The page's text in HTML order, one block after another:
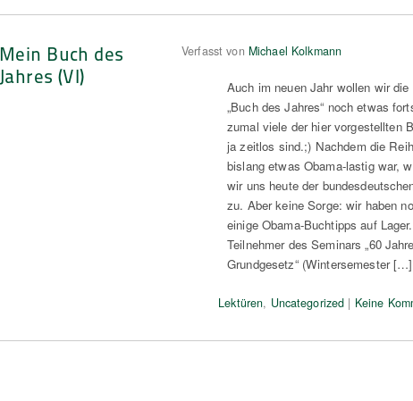
Mein Buch des
Jahres (VI)
Verfasst von Michael Kolkmann
Auch im neuen Jahr wollen wir die
„Buch des Jahres“ noch etwas
zumal viele der hier vorgestellten
ja zeitlos sind.;) Nachdem die
bislang etwas Obama-lastig war,
wir uns heute der
zu. Aber keine Sorge: wir haben
einige Obama-Buchtipps auf Lager.
Teilnehmer des Seminars „60 Jahre
Grundgesetz“ (Wintersemester […]
Lektüren, Uncategorized | Keine